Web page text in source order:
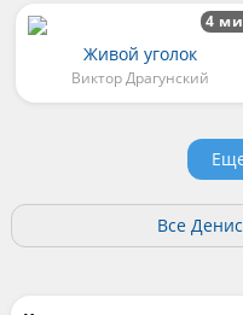
Живой уголок
Виктор Драгунский
4
Все